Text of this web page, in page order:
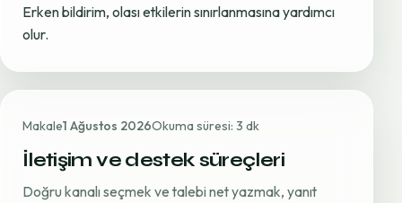
Erken bildirim, olası etkilerin sınırlanmasına yardımcı
olur.
Makale1 Ağustos 2026Okuma süresi: 3 dk
İletişim ve destek süreçleri
Doğru kanalı seçmek ve talebi net yazmak, yanıt